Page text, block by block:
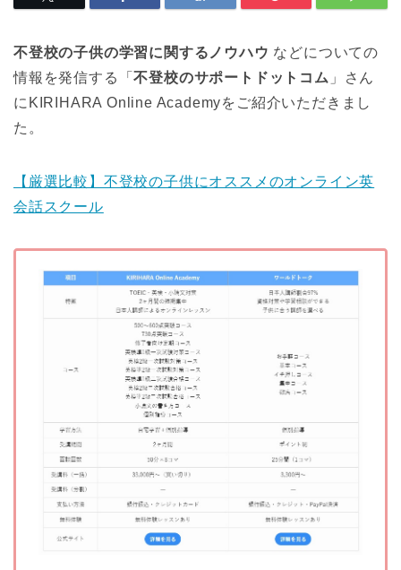
不登校の子供の学習に関するノウハウ などについての
情報を発信する「不登校のサポートドットコム 」さん
にKIRIHARA Online Academyをご紹介いただきまし
た。
【厳選比較】不登校の子供にオススメのオンライン英
会話スクール